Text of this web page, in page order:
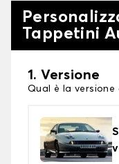
Tappetini
1. Versione
Qual è la versione